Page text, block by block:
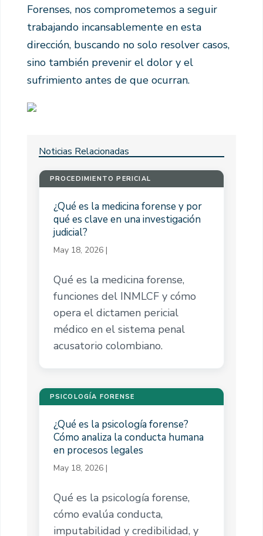
Forenses, nos comprometemos a seguir
trabajando incansablemente en esta
dirección, buscando no solo resolver casos,
sino también prevenir el dolor y el
sufrimiento antes de que ocurran.
Noticias Relacionadas
PROCEDIMIENTO PERICIAL
¿Qué es la medicina forense y por
qué es clave en una investigación
judicial?
May 18, 2026|
Qué es la medicina forense,
funciones del INMLCF y cómo
opera el dictamen pericial
médico en el sistema penal
acusatorio colombiano.
PSICOLOGÍA FORENSE
¿Qué es la psicología forense?
Cómo analiza la conducta humana
en procesos legales
May 18, 2026|
Qué es la psicología forense,
cómo evalúa conducta,
imputabilidad y credibilidad, y